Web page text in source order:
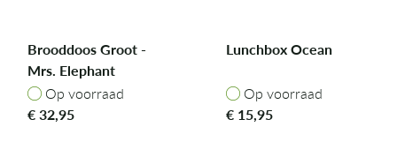
Brooddoos Groot -
Mrs. Elephant
Op voorraad
Op voorraad
€32,95
Lunchbox Ocean
Op voorraad
Op voorraad
€ 15,95